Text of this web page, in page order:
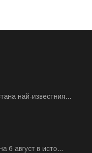
най-известния...
6 август в исто...